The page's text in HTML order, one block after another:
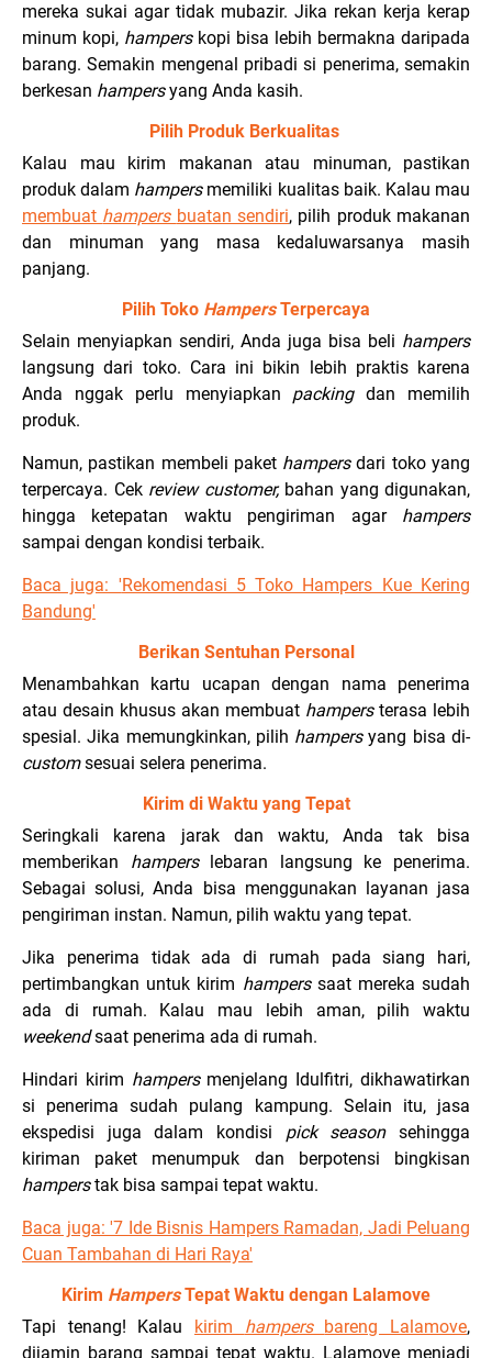
mereka sukai agar tidak mubazir. Jika rekan kerja kerap
minum kopi, hampers kopi bisa lebih bermakna daripada
barang. Semakin mengenal pribadi si penerima, semakin
berkesan hampersyang Anda kasih.
Pilih Produk Berkualitas
Kalau mau kirim makanan atau minuman, pastikan
produk dalam hampers memiliki kualitas baik. Kalau mau
membuat hampers buatan sendiri, pilih produk makanan
dan minuman yang masa kedaluwarsanya masih
panjang.
Pilih Toko HampersTerpercaya
Selain menyiapkan sendiri, Anda juga bisa beli hampers
langsung dari toko. Cara ini bikin lebih praktis karena
Anda nggak perlu menyiapkan packingdan memilih
produk.
Namun, pastikan membeli paket hampersdari toko yang
terpercaya. Cek review customer, bahan yang digunakan,
hingga ketepatan waktu pengiriman agar hampers
sampai dengan kondisi terbaik.
Baca juga: 'Rekomendasi 5 Toko Hampers Kue Kering
Bandung'
Berikan Sentuhan Personal
Menambahkan kartu ucapan dengan nama penerima
atau desain khusus akan membuat hampers terasa lebih
spesial. Jika memungkinkan, pilih hampersyang bisa di-
customsesuai selera penerima.
Kirim di Waktu yang Tepat
Seringkali karena jarak dan waktu, Anda tak bisa
memberikan hampers lebaran langsung ke penerima.
Sebagai solusi, Anda bisa menggunakan layanan jasa
pengiriman instan. Namun, pilih waktu yang tepat.
Jika penerima tidak ada di rumah pada siang hari,
pertimbangkan untuk kirim hampers saat mereka sudah
ada di rumah. Kalau mau lebih aman, pilih waktu
weekendsaat penerima ada di rumah.
Hindari kirim hampers menjelang Idulfitri, dikhawatirkan
si penerima sudah pulang kampung. Selain itu, jasa
ekspedisi juga dalam kondisi pick seasonsehingga
kiriman paket menumpuk dan berpotensi bingkisan
hamperstak bisa sampai tepat waktu.
Baca juga: '7 Ide Bisnis Hampers Ramadan, Jadi Peluang
Cuan Tambahan di Hari Raya'
Kirim HampersTepat Waktu dengan Lalamove
Tapi tenang! Kalau kirim hampers bareng Lalamove,
dijamin barang sampai tepat waktu. Lalamove menjadi